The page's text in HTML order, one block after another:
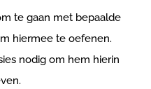
te gaan met bepaalde
hiermee te oefenen.
nodig om hem hierin